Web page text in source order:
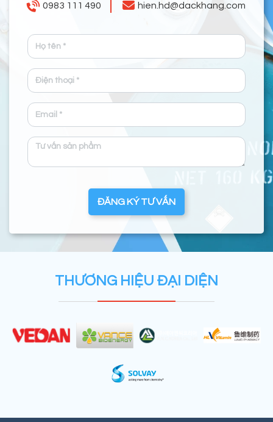
0983 111 490 hien.hd@dackhang.com
ĐĂNG KÝ TƯ VẤN
THƯƠNG HIỆU ĐẠI DIỆN